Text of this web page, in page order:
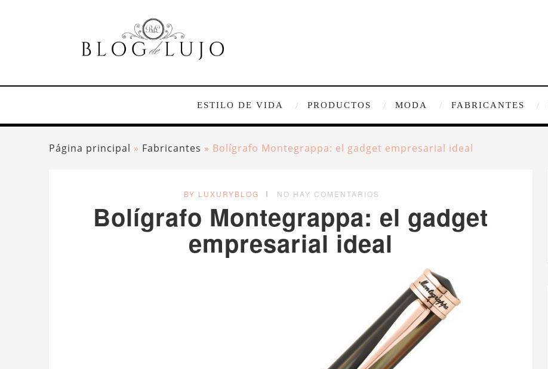
ESTILO DE VIDA PRODUCTOS MODA FABRICANTES
Página principal » Fabricantes » Bolígrafo Montegrappa: el gadget empresarial ideal
BY LUXURYBLOG NO HAY COMENTARIOS
Bolígrafo Montegrappa: el gadget
empresarial ideal